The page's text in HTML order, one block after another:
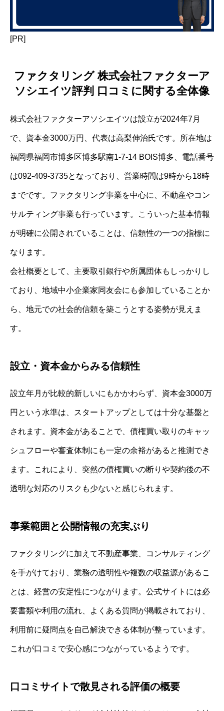
[PR]
ファクタリング 株式会社ファクターア
ソシエイツ評判 口コミに関する全体像
株式会社ファクターアソシエイツは設立が2024年7月
で、資本金3000万円、代表は高梨伸治氏です。所在地は
福岡県福岡市博多区博多駅南1-7-14 BOIS博多、電話番号
は092-409-3735となっており、営業時間は9時から18時
までです。ファクタリング事業を中心に、不動産やコン
サルティング事業も行っています。こういった基本情報
が明確に公開されていることは、信頼性の一つの指標に
なります。
会社概要として、主要取引銀行や所属団体もしっかりし
ており、地域中小企業家同友会にも参加していることか
ら、地元での社会的信頼を築こうとする姿勢が見えま
す。
設立・資本金からみる信頼性
設立年月が比較的新しいにもかかわらず、資本金3000万
円という水準は、スタートアップとしては十分な基盤と
されます。資本金があることで、債権買い取りのキャッ
シュフローや審査体制にも一定の余裕があると推測でき
ます。これにより、突然の債権買いの断りや契約後の不
透明な対応のリスクも少ないと感じられます。
事業範囲と公開情報の充実ぶり
ファクタリングに加えて不動産事業、コンサルティング
を手がけており、業務の透明性や複数の収益源があるこ
とは、経営の安定性につながります。公式サイトには必
要書類や利用の流れ、よくある質問が掲載されており、
利用前に疑問点を自己解決できる体制が整っています。
これが口コミで安心感につながっているようです。
口コミサイトで散見される評価の概要